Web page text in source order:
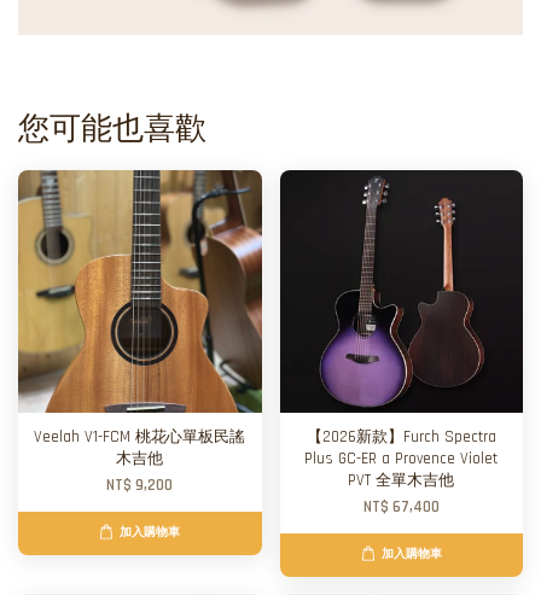
您可能也喜歡
Veelah V1-FCM 桃花心單板民謠
木吉他
NT$ 9,200
加入購物車
【2026新款】Furch Spectra
Plus GC-ER a Provence Violet
PVT 全單木吉他
NT$ 67,400
加入購物車